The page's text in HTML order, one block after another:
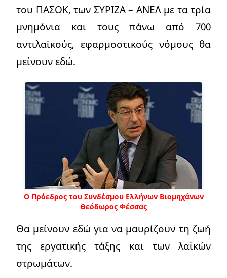
του ΠΑΣΟΚ, των ΣΥΡΙΖΑ – ΑΝΕΛ με τα τρία
μνημόνια και τους πάνω από 700
αντιλαϊκούς, εφαρμοστικούς νόμους θα
μείνουν εδώ.
Ο Πρόεδρος του Συνδέσμου Ελλήνων Βιομηχάνων
Θεόδωρος Φέσσας
Θα μείνουν εδώ για να μαυρίζουν τη ζωή
της εργατικής τάξης και των λαϊκών
στρωμάτων.